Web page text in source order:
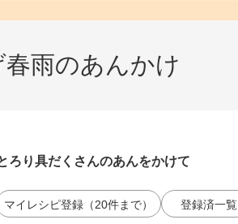
雨のあんかけ
ろり具だくさんのあんをかけて
マイレシピ登録（20件まで） 登録済一覧